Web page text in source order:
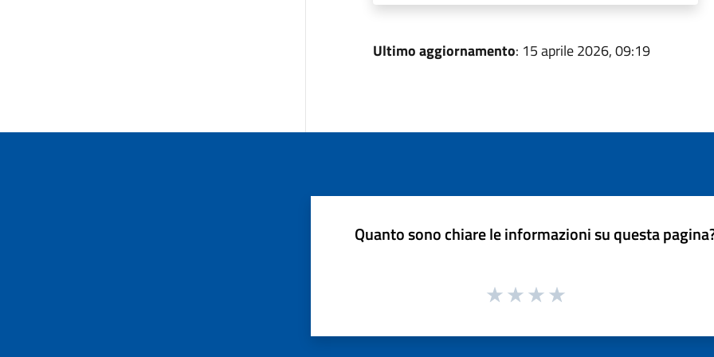
Ultimo aggiornamento: 15 aprile 2026, 09:19
Quanto sono chiare le informazioni su questa